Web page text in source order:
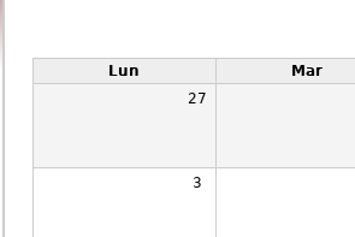
Lun Mar
27
3